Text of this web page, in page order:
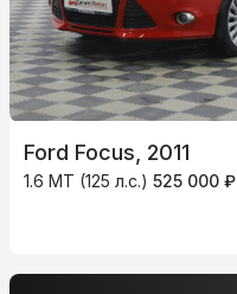
Ford Focus, 2011
1.6 MT (125 л.с.) 525 000 ₽